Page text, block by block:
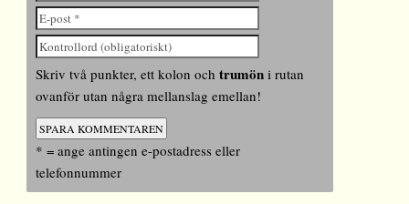
Skriv två punkter, ett kolon ochtrumön i rutan
ovanför utan några mellanslag emellan!
* = ange antingen e-postadress eller
telefonnummer